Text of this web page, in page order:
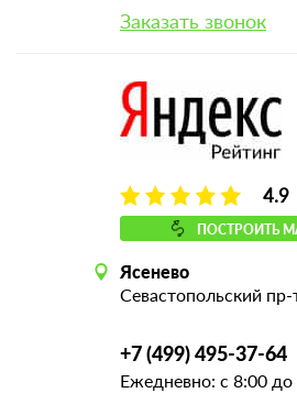
Заказать звонок
4.9
ПОСТРОИТЬ
Ясенево
Севастопольский пр-
+7 (499) 495-37-64
Ежедневно: с 8:00 до